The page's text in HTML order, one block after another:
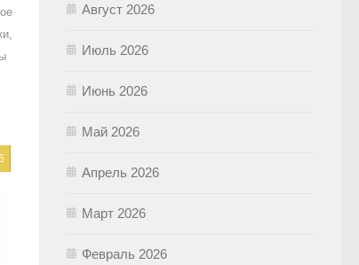
Август 2026
Июль 2026
Июнь 2026
Май 2026
Апрель 2026
Март 2026
Февраль 2026